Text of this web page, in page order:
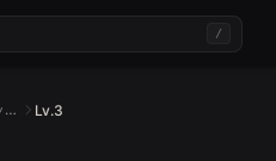
/
タイピング練習 中級ステップアップ・Lv.3 Lv.3